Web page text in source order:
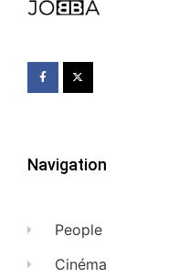
Navigation
People
Cinéma